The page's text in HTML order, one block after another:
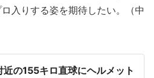
入りする姿を期待したい。（中
近の155キロ直球にヘルメット